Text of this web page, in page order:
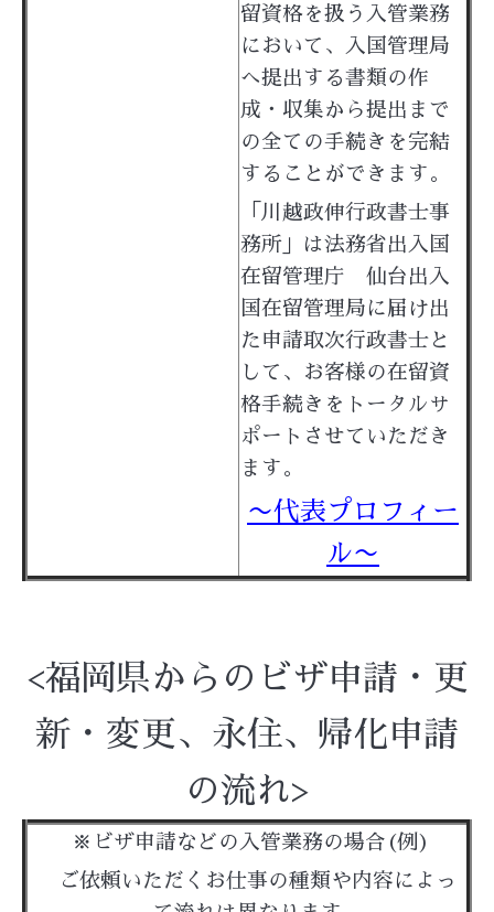
留資格を扱う入管業務
において、入国管理局
へ提出する書類の作
成・収集から提出まで
の全ての手続きを完結
することができます。
「川越政伸行政書士事
務所」は法務省出入国
在留管理庁 仙台出入
国在留管理局に届け出
た申請取次行政書士と
して、
お客様の在留資
格手続きをトータルサ
ポートさせていただき
ます。
〜代表プロフィー
ル〜
<福岡県からのビザ申請・更
新・変更、永住、帰化申請
の流れ>
※ビザ申請などの入管業務の場合(例)
ご依頼いただくお仕事の種類や内容によっ